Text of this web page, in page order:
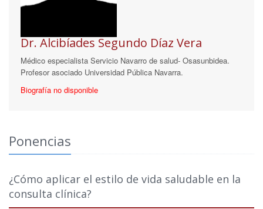
Dr. Alcibíades Segundo Díaz Vera
Médico especialista Servicio Navarro de salud- Osasunbidea.
Profesor asociado Universidad Pública Navarra.
Biografía no disponible
Ponencias
¿Cómo aplicar el estilo de vida saludable en la
consulta clínica?